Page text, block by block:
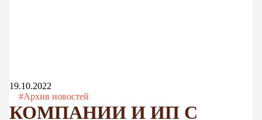
19.10.2022
#Архив новостей
КОМПАНИИ И ИП С